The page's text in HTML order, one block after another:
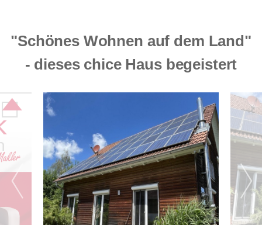
"Schönes Wohnen auf dem Land"
- dieses chice Haus begeistert